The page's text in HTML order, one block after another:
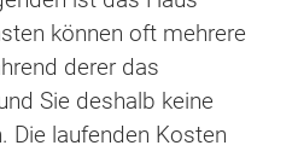
können oft mehrere
derer das
Sie deshalb keine
Die laufenden Kosten